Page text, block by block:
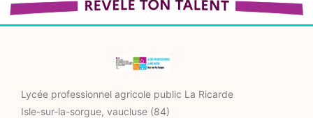
Lycée professionnel agricole public La Ricarde
Isle-sur-la-sorgue, vaucluse (84)